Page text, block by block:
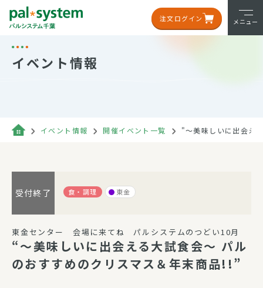
注文ログイン メニュー
イベント情報
イベント情報 開催イベント一覧 "～美味しいに出会え
受付終了 食・調理 東金
東金センター 会場に来てね パルシステムのつどい10月
“～美味しいに出会える大試食会～ パル
のおすすめのクリスマス＆年末商品!!”